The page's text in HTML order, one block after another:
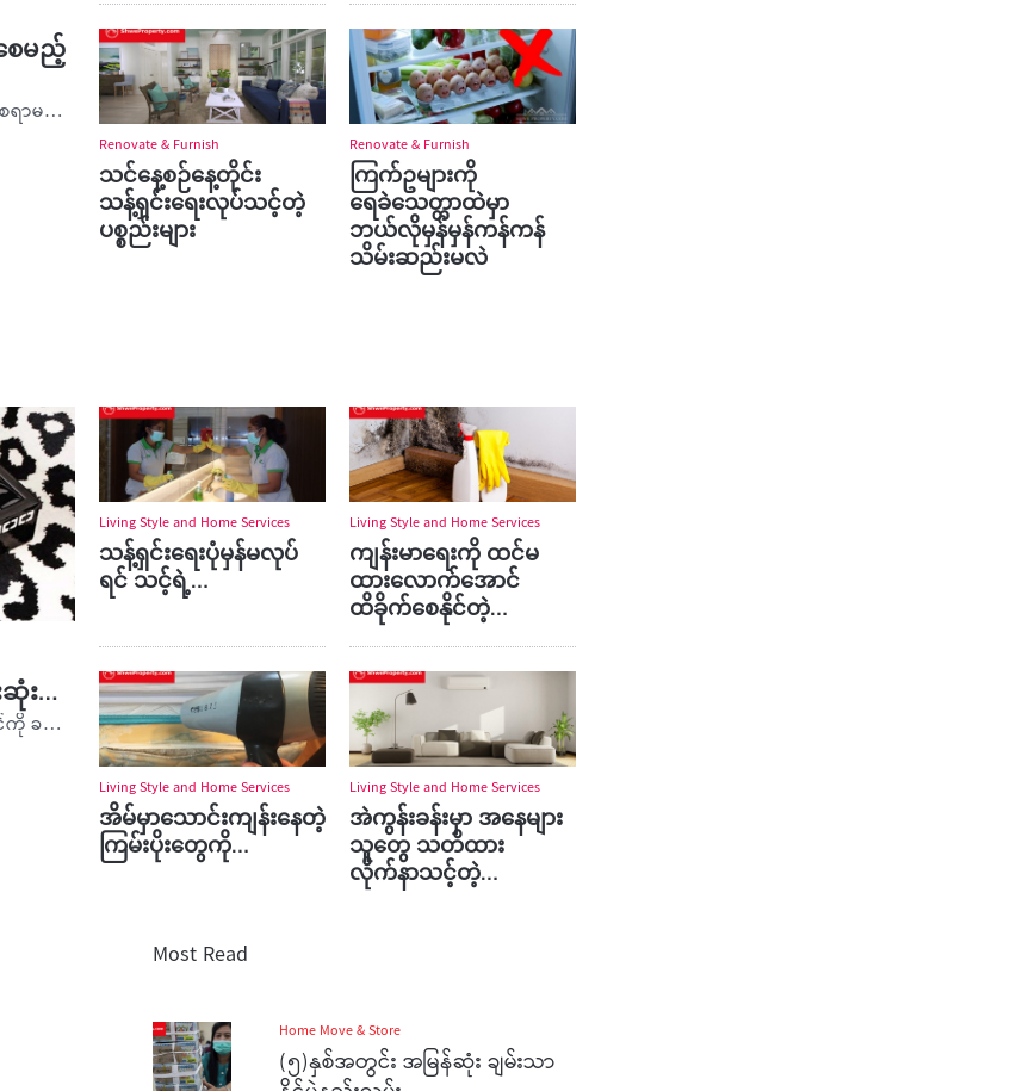
ေမည့်
သင်ရဲ့အိမ်လေးပြန်လည်အသက်ဝင်သွားစေဖို့ငွေကုန်ကြေးကျခံနေစရာမလိုပါဘူး။ အချက်အလက်လေးအနည်းငယ်ကို…
Renovate & Furnish
သင်နေ့စဉ်နေ့တိုင်း
သန့်ရှင်းရေးလုပ်သင့်တဲ့
ပစ္စည်းများ
Renovate & Furnish
ကြက်ဥများကို
ရေခဲသေတ္တာထဲမှာ
ဘယ်လိုမှန်မှန်ကန်ကန်
သိမ်းဆည်းမလဲ
ဆုံး…
လူတိုင်းလူတိုင်းသည် ကိုယ် နေထိုင်တဲ့ ကိုယ့်ရဲ့နေအိမ်အပြင်အဆင်ကို ခမ်းခမ်းနားနားနဲ့…
Living Style and Home Services
သန့်ရှင်းရေးပုံမှန်မလုပ်
ရင် သင့်ရဲ့…
Living Style and Home Services
ကျန်းမာရေးကို ထင်မ
ထားလောက်အောင်
ထိခိုက်စေနိုင်တဲ့…
Living Style and Home Services
အိမ်မှာသောင်းကျန်းနေတဲ့
ကြမ်းပိုးတွေကို…
Living Style and Home Services
အဲကွန်းခန်းမှာ အနေများ
သူတွေ သတိထား
လိုက်နာသင့်တဲ့…
Most Read
Home Move & Store
(၅)နှစ်အတွင်း အမြန်ဆုံး ချမ်းသာ